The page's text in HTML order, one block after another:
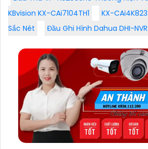
KBvision KX-CAi7104TH1
KX-
Sắc Nét
Đầu Ghi Hình Dahua DHI-